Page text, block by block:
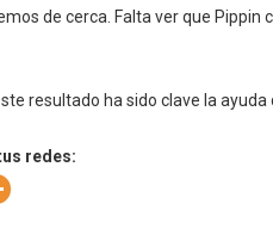
de cerca. Falta ver que
resultado ha sido clave la
redes: